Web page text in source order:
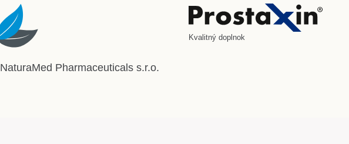
NaturaMed Pharmaceuticals s.r.o.
Kvalitný doplnok